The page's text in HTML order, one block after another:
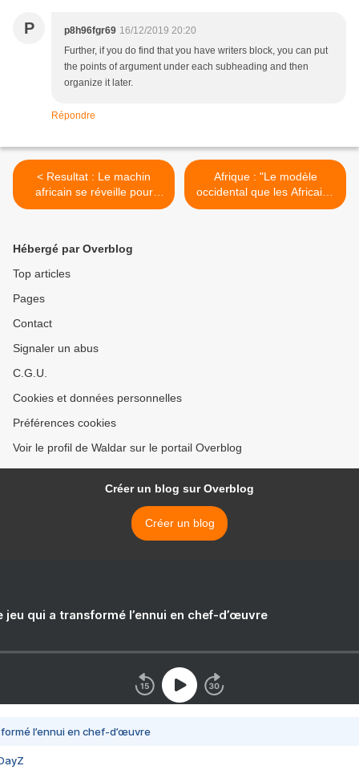
P p8h96fgr69 16/12/2019 20:20
Further, if you do find that you have writers block, you can put
the points of argument under each subheading and then
organize it later.
Répondre
< Resultat : Le machin
africain se réveille pour
sauver le soldat Deby !
Afrique : "Le modèle
occidental que les Africains
ont copié est un échec". >
Hébergé par Overblog
Top articles
Pages
Contact
Signaler un abus
C.G.U.
Cookies et données personnelles
Préférences cookies
Voir le profil de Waldar sur le portail Overblog
Créer un blog sur Overblog
Créer un blog
jeu qui a transformé l’ennui en chef-d’œuvre
l’ennui en chef-d’œuvre